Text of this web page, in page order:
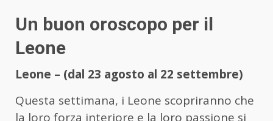
Un buon oroscopo per il
Leone
Leone – (dal 23 agosto al 22 settembre)
Questa settimana, i Leone scopriranno che
la loro forza interiore e la loro passione si